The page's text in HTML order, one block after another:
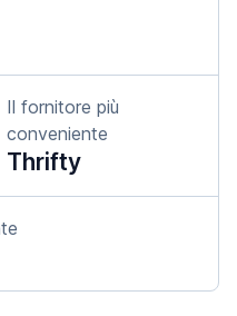
Il fornitore più
conveniente
Thrifty